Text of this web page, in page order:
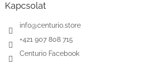
Kapcsolat
info@centurio.store
+421 907 808 715
Centurio Facebook